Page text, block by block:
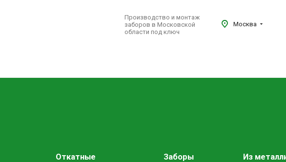
Производство и монтаж
заборов в Московской
области под ключ
Москва
Откатные
Заборы
Из